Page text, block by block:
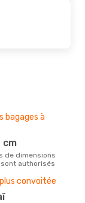
bagages à
cm
authorisés
convoitée